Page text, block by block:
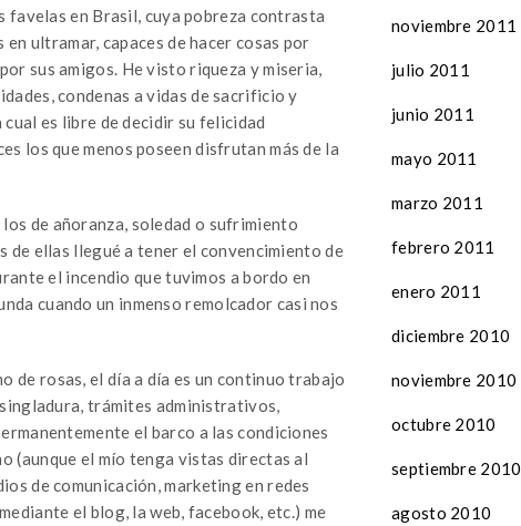
favelas en Brasil, cuya pobreza contrasta
ultramar, capaces de hacer cosas por
sus amigos. He visto riqueza y miseria,
condenas a vidas de sacrificio y
es libre de decidir su felicidad
los que menos poseen disfrutan más de la
los de añoranza, soledad o sufrimiento
de ellas llegué a tener el convencimiento de
el incendio que tuvimos a bordo en
cuando un inmenso remolcador casi nos
de rosas, el día a día es un continuo trabajo
trámites administrativos,
el barco a las condiciones
(aunque el mío tenga vistas directas al
de comunicación, marketing en redes
el blog, la web, facebook, etc.) me
noviembre 2011
julio 2011
junio 2011
mayo 2011
marzo 2011
febrero 2011
enero 2011
diciembre 2010
noviembre 2010
octubre 2010
septiembre 2010
agosto 2010